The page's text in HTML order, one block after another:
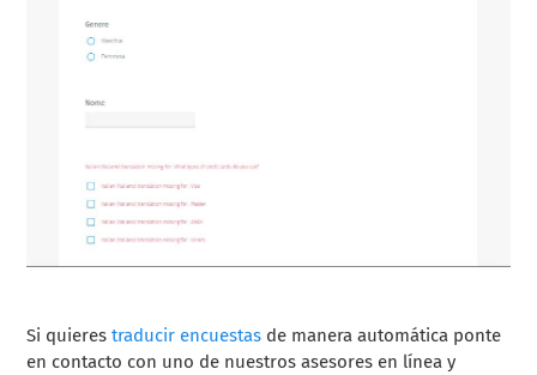
Si quierestraducir encuestas de manera automática ponte
en contacto con uno de nuestros asesores en línea y